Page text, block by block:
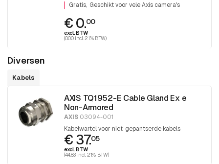
Gratis Geschikt voor vele Axis camera's
€ 0.00
excl. BTW
(0.00 incl. 21% BTW)
Diversen
Kabels
AXIS TQ1952-E Cable Gland Ex e
Non-Armored
AXIS 03094-001
Kabelwartel voor niet-gepantserde kabels
€ 37.05
excl. BTW
(44.83 incl. 21% BTW)